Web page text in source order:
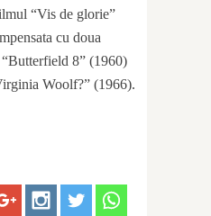
“Vis de glorie”
cu doua
8” (1960)
Woolf?” (1966).